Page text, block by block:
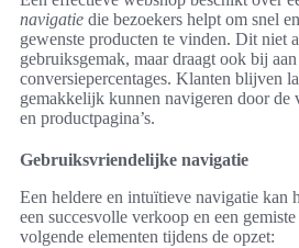
navigatie die bezoekers helpt om snel
gewenste producten te vinden. Dit niet
gebruiksgemak, maar draagt ook bij
conversiepercentages. Klanten blijven
gemakkelijk kunnen navigeren door de
en productpagina’s.
Gebruiksvriendelijke navigatie
Een heldere en intuïtieve navigatie kan
een succesvolle verkoop en een
volgende elementen tijdens de opzet: